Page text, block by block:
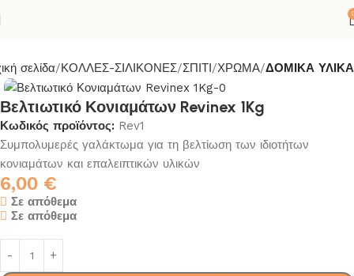
σελίδα ΚΟΛΛΕΣ-ΣΙΛΙΚΟΝΕΣ ΣΠΙΤΙ ΧΡΩΜΑ ΔΟΜΙΚΑ ΥΛΙΚΑ
Βελτιωτικό Κονιαμάτων Revinex 1Kg
Κωδικός προϊόντος: Rev1
Συμπολυμερές γαλάκτωμα για τη βελτίωση των ιδιοτήτων
κονιαμάτων και επαλειπτικών υλικών
6,00 €
Σε απόθεμα
Σε απόθεμα